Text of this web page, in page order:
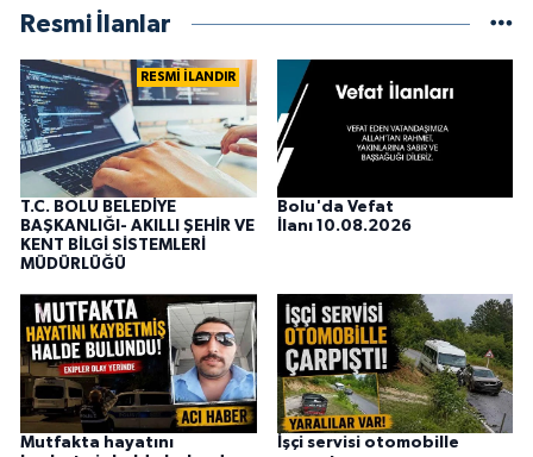
Resmi İlanlar
RESMİ İLANDIR
T.C. BOLU BELEDİYE
BAŞKANLIĞI- AKILLI ŞEHİR VE
KENT BİLGİ SİSTEMLERİ
MÜDÜRLÜĞÜ
Bolu'da Vefat
İlanı 10.08.2026
Mutfakta hayatını
İşçi servisi otomobille